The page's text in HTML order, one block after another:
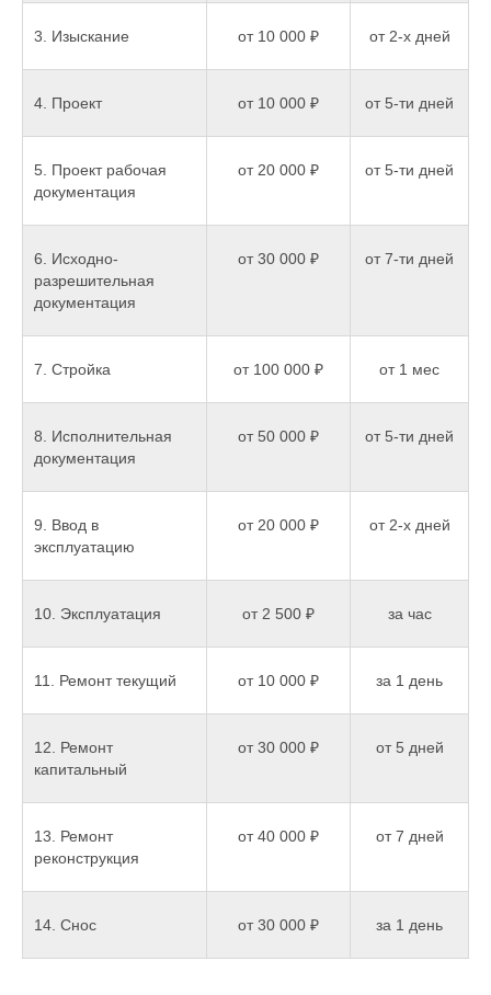
3. Изыскание от 10 000 ₽ от 2-х дней
4. Проект от 10 000 ₽ от 5-ти дней
5. Проект рабочая
документация
от 20 000 ₽ от 5-ти дней
6. Исходно-
разрешительная
документация
от 30 000 ₽ от 7-ти дней
7. Стройка от 100 000 ₽ от 1 мес
8. Исполнительная
документация
от 50 000 ₽ от 5-ти дней
9. Ввод в
эксплуатацию
от 20 000 ₽ от 2-х дней
10. Эксплуатация от 2 500 ₽ за час
11. Ремонт текущий от 10 000 ₽ за 1 день
12. Ремонт
капитальный
от 30 000 ₽ от 5 дней
13. Ремонт
реконструкция
от 40 000 ₽ от 7 дней
14. Снос от 30 000 ₽ за 1 день